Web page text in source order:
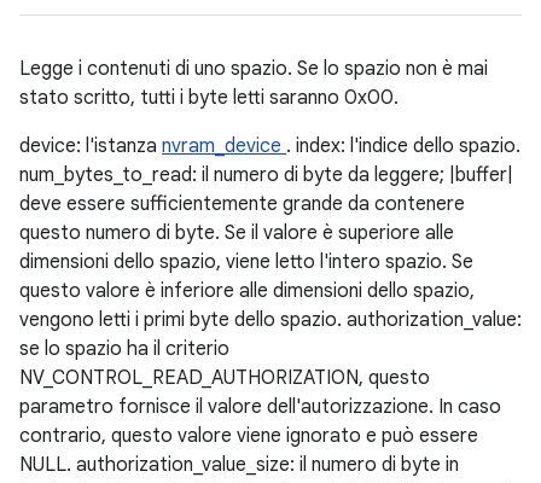
Legge i contenuti di uno spazio. Se lo spazio non è mai
stato scritto, tutti i byte letti saranno 0x00.
device: l'istanza nvram_device . index: l'indice dello spazio.
num_bytes_to_read: il numero di byte da leggere; |buffer|
deve essere sufficientemente grande da contenere
questo numero di byte. Se il valore è superiore alle
dimensioni dello spazio, viene letto l'intero spazio. Se
questo valore è inferiore alle dimensioni dello spazio,
vengono letti i primi byte dello spazio. authorization_value:
se lo spazio ha il criterio
NV_CONTROL_READ_AUTHORIZATION, questo
parametro fornisce il valore dell'autorizzazione. In caso
contrario, questo valore viene ignorato e può essere
NULL. authorization_value_size: il numero di byte in